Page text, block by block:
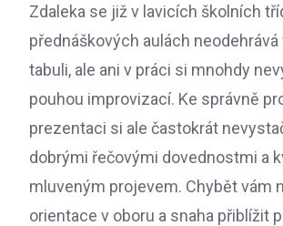
Zdaleka se již v lavicích školních
přednáškových aulách neodehrává
tabuli, ale ani v práci si mnohdy
pouhou improvizací. Ke správně
prezentaci si ale častokrát
dobrými řečovými dovednostmi a
mluveným projevem. Chybět vám
orientace v oboru a snaha přiblížit